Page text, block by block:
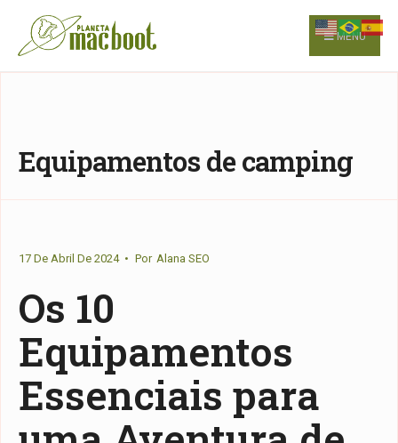
Skip
to
MENU
Equipamentos de camping
17 De Abril De 2024 • Por Alana SEO
Os 10
Equipamentos
Essenciais para